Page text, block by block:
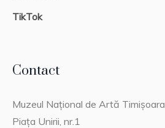
TikTok
Contact
Muzeul Național de Artă Timișoara
Piața Unirii, nr.1